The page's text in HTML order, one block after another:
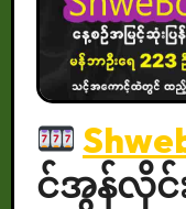
င်အွန်လိုင်